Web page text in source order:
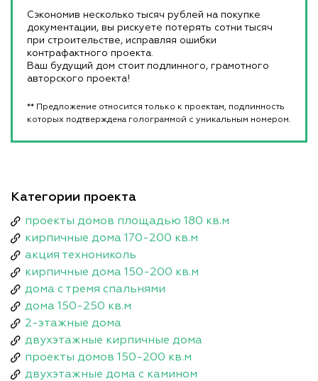
Сэкономив несколько тысяч рублей на покупке
документации, вы рискуете потерять сотни тысяч
при строительстве, исправляя ошибки
контрафактного проекта.
Ваш будущий дом стоит подлинного, грамотного
авторского проекта!
** Предложение относится только к проектам, подлинность
которых подтверждена голограммой с уникальным номером.
Категории проекта
проекты домов площадью 180 кв.м
кирпичные дома 170-200 кв.м
акция технониколь
кирпичные дома 150-200 кв.м
дома с тремя спальнями
дома 150-250 кв.м
2-этажные дома
двухэтажные кирпичные дома
проекты домов 150-200 кв.м
двухэтажные дома с камином